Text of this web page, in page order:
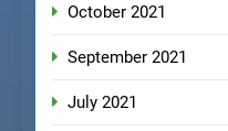
October 2021
September 2021
July 2021